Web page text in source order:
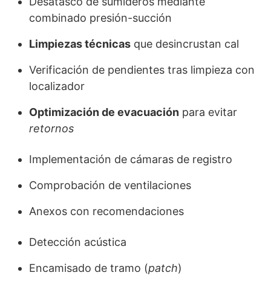
combinado presión-succión
Limpiezas técnicas que desincrustan cal
Verificación de pendientes tras limpieza con
localizador
Optimización de evacuación para evitar
retornos
Implementación de cámaras de registro
Comprobación de ventilaciones
Anexos con recomendaciones
Detección acústica
Encamisado de tramo (patch)